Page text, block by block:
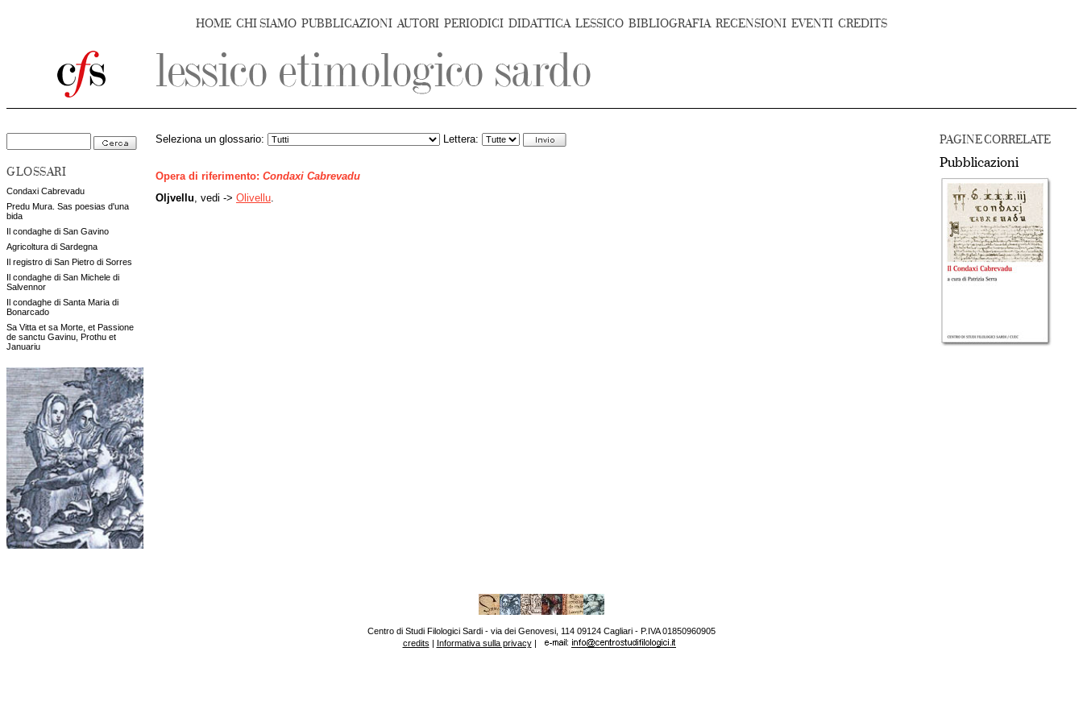
HOME CHI SIAMO PUBBLICAZIONI AUTORI PERIODICI DIDATTICA LESSICO BIBLIOGRAFIA RECENSIONI EVENTI CREDITS
GLOSSARI
Condaxi Cabrevadu
Predu Mura. Sas poesias d'una
bida
Il condaghe di San Gavino
Agricoltura di Sardegna
Il registro di San Pietro di Sorres
Il condaghe di San Michele di
Salvennor
Il condaghe di Santa Maria di
Bonarcado
Sa Vitta et sa Morte, et Passione
de sanctu Gavinu, Prothu et
Januariu
PAGINE CORRELATE
Pubblicazioni
Seleziona un glossario: Lettera:
Opera di riferimento: Condaxi Cabrevadu
Oljvellu , vedi -> Olivellu
Centro di Studi Filologici Sardi - via dei Genovesi, 114 09124 Cagliari - P.IVA 01850960905
credits | Informativa sulla privacy|